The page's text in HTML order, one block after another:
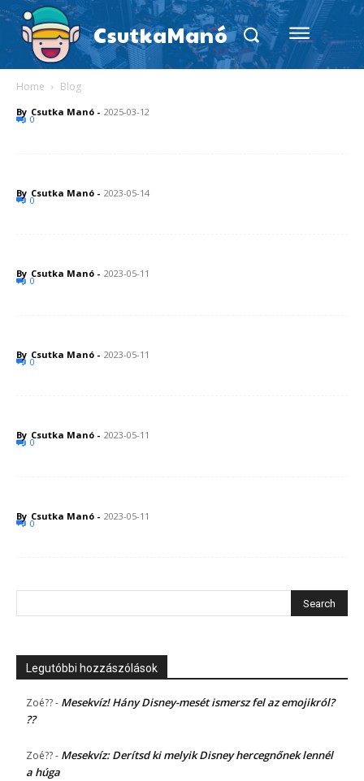
CsutkaManó
Home Blog
By Csutka Manó - 2025-03-12
0
By Csutka Manó - 2023-05-14
0
By Csutka Manó - 2023-05-11
0
By Csutka Manó - 2023-05-11
0
By Csutka Manó - 2023-05-11
0
By Csutka Manó - 2023-05-11
0
Legutóbbi hozzászólások
Zoé??- Mesekvíz! Hány Disney-mesét ismersz fel az emojikról?
??
Zoé??- Mesekvíz: Derítsd ki melyik Disney hercegnőnek lennél
a húga